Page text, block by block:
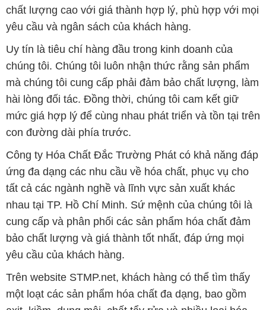
chất lượng cao với giá thành hợp lý, phù hợp với mọi
yêu cầu và ngân sách của khách hàng.
Uy tín là tiêu chí hàng đầu trong kinh doanh của
chúng tôi. Chúng tôi luôn nhận thức rằng sản phẩm
mà chúng tôi cung cấp phải đảm bảo chất lượng, làm
hài lòng đối tác. Đồng thời, chúng tôi cam kết giữ
mức giá hợp lý để cùng nhau phát triển và tồn tại trên
con đường dài phía trước.
Công ty Hóa Chất Đắc Trường Phát có khả năng đáp
ứng đa dạng các nhu cầu về hóa chất, phục vụ cho
tất cả các ngành nghề và lĩnh vực sản xuất khác
nhau tại TP. Hồ Chí Minh. Sứ mệnh của chúng tôi là
cung cấp và phân phối các sản phẩm hóa chất đảm
bảo chất lượng và giá thành tốt nhất, đáp ứng mọi
yêu cầu của khách hàng.
Trên website STMP.net, khách hàng có thể tìm thấy
một loạt các sản phẩm hóa chất đa dạng, bao gồm